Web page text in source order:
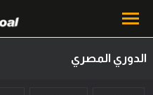
الدوري المصري